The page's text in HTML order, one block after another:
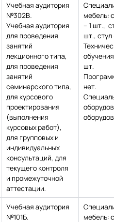
Учебная аудитория
№302В.
Учебная аудитория
для проведения
занятий
лекционного типа,
для проведения
занятий
семинарского типа,
для курсового
проектирования
(выполнения
курсовых работ),
для групповых и
индивидуальных
консультаций, для
текущего контроля
и промежуточной
аттестации.
мебель:
– 1 шт.,
шт.,
шт.
нет.
Учебная аудитория
№101Б.
мебель: